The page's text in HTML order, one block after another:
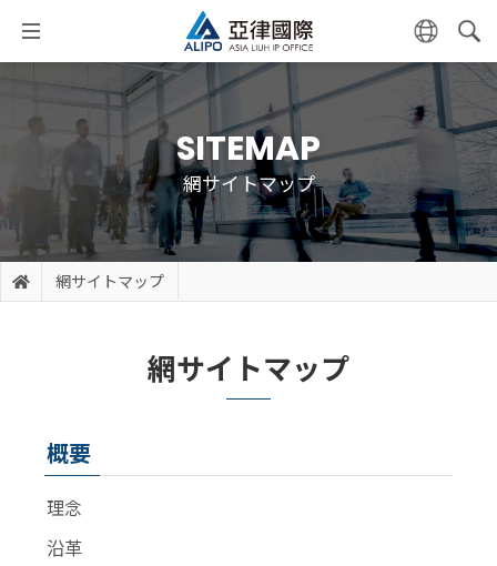
SITEMAP
網サイトマップ
網サイトマップ
網サイトマップ
概要
理念
沿革